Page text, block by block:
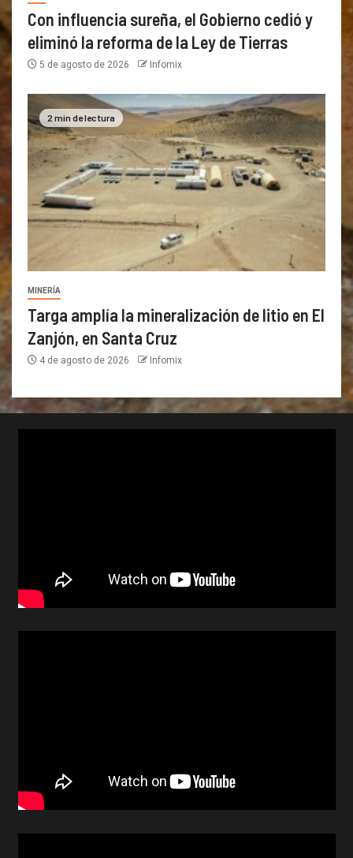
Con influencia sureña, el Gobierno cedió y
eliminó la reforma de la Ley de Tierras
5 de agosto de 2026 Infomix
2 min de lectura
MINERÍA
Targa amplía la mineralización de litio en El
Zanjón, en Santa Cruz
4 de agosto de 2026 Infomix